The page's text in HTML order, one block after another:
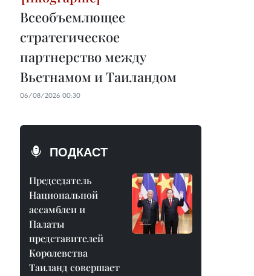
Всеобъемлющее
стратегическое
партнерство между
Вьетнамом и Таиландом
06/08/2026 00:30
ПОДКАСТ
Председатель
Национальной
ассамблеи и
Палаты
представителей
Королевства
Таиланд совершает